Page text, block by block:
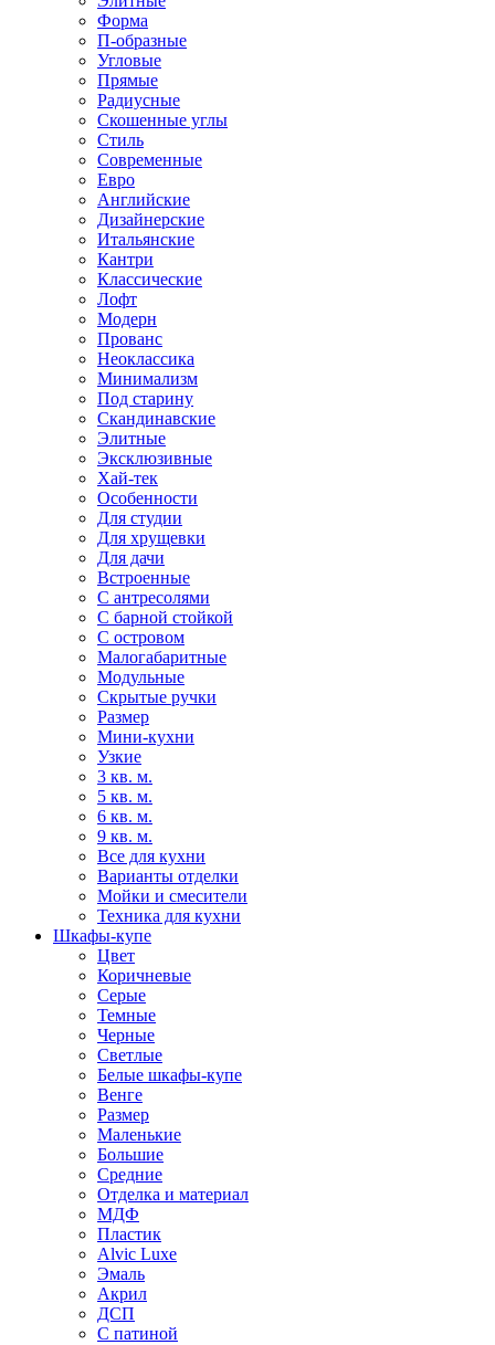
Форма
П-образные
Угловые
Прямые
Радиусные
Скошенные углы
Стиль
Современные
Евро
Английские
Дизайнерские
Итальянские
Кантри
Классические
Лофт
Модерн
Прованс
Неоклассика
Минимализм
Под старину
Скандинавские
Элитные
Эксклюзивные
Хай-тек
Особенности
Для студии
Для хрущевки
Для дачи
Встроенные
С антресолями
С барной стойкой
С островом
Малогабаритные
Модульные
Скрытые ручки
Размер
Мини-кухни
Узкие
3 кв. м.
5 кв. м.
6 кв. м.
9 кв. м.
Все для кухни
Варианты отделки
Мойки и смесители
Техника для кухни
Шкафы-купе
Цвет
Коричневые
Серые
Темные
Черные
Светлые
Белые шкафы-купе
Венге
Размер
Маленькие
Большие
Средние
Отделка и материал
МДФ
Пластик
Alvic Luxe
Эмаль
Акрил
ДСП
С патиной